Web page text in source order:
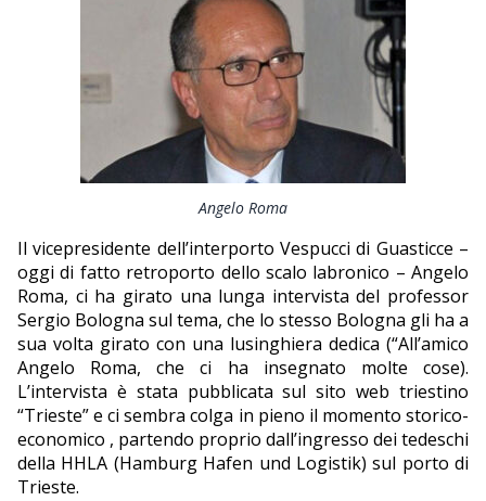
Angelo Roma
Il vicepresidente dell’interporto Vespucci di Guasticce –
oggi di fatto retroporto dello scalo labronico – Angelo
Roma, ci ha girato una lunga intervista del professor
Sergio Bologna sul tema, che lo stesso Bologna gli ha a
sua volta girato con una lusinghiera dedica (“All’amico
Angelo Roma, che ci ha insegnato molte cose).
L’intervista è stata pubblicata sul sito web triestino
“Trieste” e ci sembra colga in pieno il momento storico-
economico , partendo proprio dall’ingresso dei tedeschi
della HHLA (Hamburg Hafen und Logistik) sul porto di
Trieste.